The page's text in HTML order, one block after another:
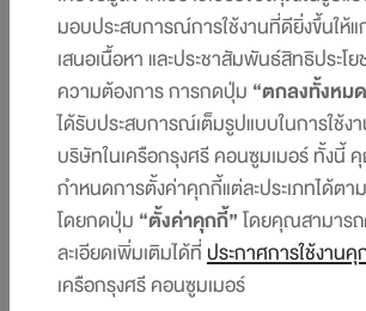
มอบประสบการณ์การใช้งานที่ดียิ่งขึ้นให้
เสนอเนื้อหา และประชาสัมพันธ์สิทธิประโ
ความต้องการ การกดปุ่ม “ตกลงทั้งหม
ได้รับประสบการณ์เต็มรูปแบบในการใช้ง
บริษัทในเครือกรุงศรี คอนซูมเมอร์ ทั้งนี้
กำหนดการตั้งค่าคุกกี้แต่ละประเภทได้ต
โดยกดปุ่ม “ตั้งค่าคุกกี้”โดยคุณสามาร
ละเอียดเพิ่มเติมได้ที่ ประกาศการใช้งานคุ
เครือกรุงศรี คอนซูมเมอร์